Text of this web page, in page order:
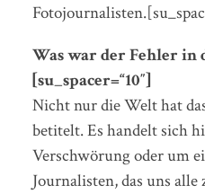
Fotojournalisten.
Was war der Fehler in
[su_spacer=“10″]
Nicht nur die Welt hat
betitelt. Es handelt sich
Verschwörung oder um
Journalisten, das uns